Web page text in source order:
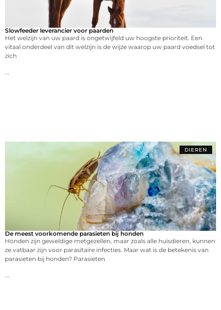
Slowfeeder leverancier voor paarden
Het welzijn van uw paard is ongetwijfeld uw hoogste prioriteit. Een
vitaal onderdeel van dit welzijn is de wijze waarop uw paard voedsel tot
zich
DIEREN
De meest voorkomende parasieten bij honden
Honden zijn geweldige metgezellen, maar zoals alle huisdieren, kunnen
ze vatbaar zijn voor parasitaire infecties. Maar wat is de betekenis van
parasieten bij honden? Parasieten